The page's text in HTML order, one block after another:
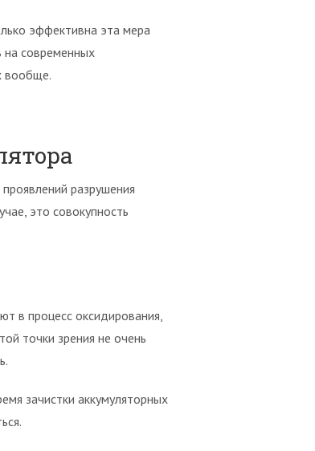
эффективна эта мера
на современных
вообще.
разрушения
это совокупность
в процесс оксидирования,
точки зрения не очень
зачистки аккумуляторных